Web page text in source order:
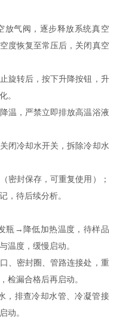
放气阀，逐步释放系统真空
度恢复至常压后，关闭真空
旋转后，按下升降按钮，升
。
温，严禁立即排放高温浴液
闭冷却水开关，拆除冷却水
密封保存，可重复使用）；
，待后续分析。
瓶→降低加热温度，待样品
温度，缓慢启动。
、密封圈、管路连接处，重
检漏合格后再启动。
，排查冷却水管、冷凝管接
动。